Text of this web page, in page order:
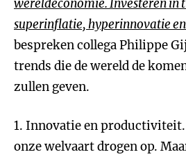
wereldeconomie. Investeren in
superinflatie, hyperinnovatie
bespreken collega Philippe
trends die de wereld de
zullen geven.
1. Innovatie en productiviteit.
onze welvaart drogen op.